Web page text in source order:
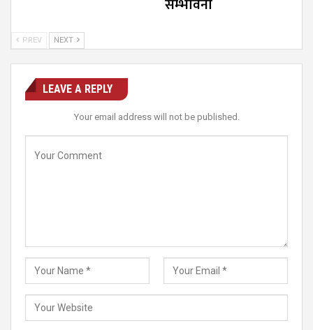
सम्भावना
PREV NEXT
LEAVE A REPLY
Your email address will not be published.